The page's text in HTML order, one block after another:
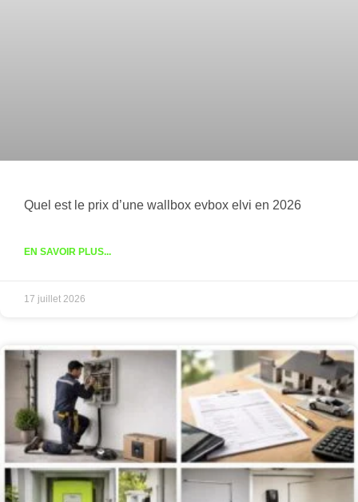
Quel est le prix d’une wallbox evbox elvi en 2026
EN SAVOIR PLUS...
17 juillet 2026